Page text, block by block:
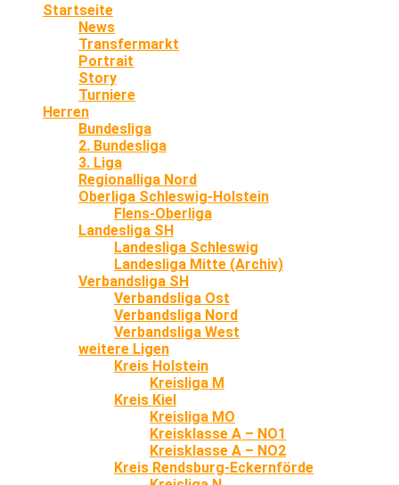
Startseite
News
Transfermarkt
Portrait
Story
Turniere
Herren
Bundesliga
2. Bundesliga
3. Liga
Regionalliga Nord
Oberliga Schleswig-Holstein
Flens-Oberliga
Landesliga SH
Landesliga Schleswig
Landesliga Mitte (Archiv)
Verbandsliga SH
Verbandsliga Ost
Verbandsliga Nord
Verbandsliga West
weitere Ligen
Kreis Holstein
Kreisliga M
Kreis Kiel
Kreisliga MO
Kreisklasse A – NO1
Kreisklasse A – NO2
Kreis Rendsburg-Eckernförde